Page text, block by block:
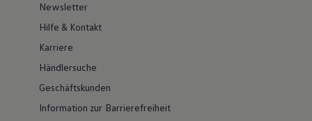
Newsletter
Hilfe & Kontakt
Karriere
Händlersuche
Geschäftskunden
Information zur Barrierefreiheit